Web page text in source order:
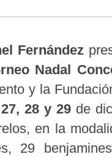
Fernández
Nadal
y la
28 y 29 de
en la
29